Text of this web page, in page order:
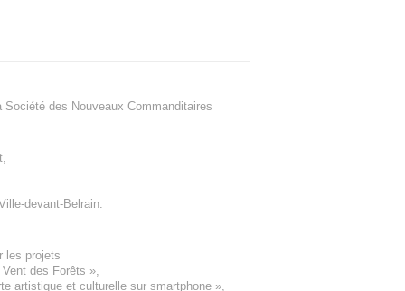
Société des Nouveaux Commanditaires
,
devant-Belrain.
les projets
des Forêts »,
artistique et culturelle sur smartphone »,